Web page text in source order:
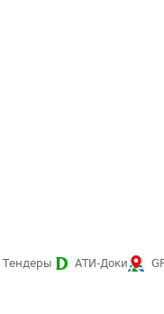
Тендеры АТИ-Доки